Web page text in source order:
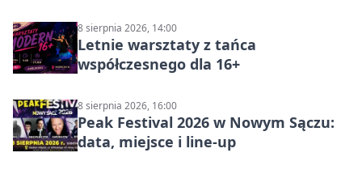
8 sierpnia 2026, 14:00
Letnie warsztaty z tańca
współczesnego dla 16+
8 sierpnia 2026, 16:00
Peak Festival 2026 w Nowym Sączu:
data, miejsce i line-up